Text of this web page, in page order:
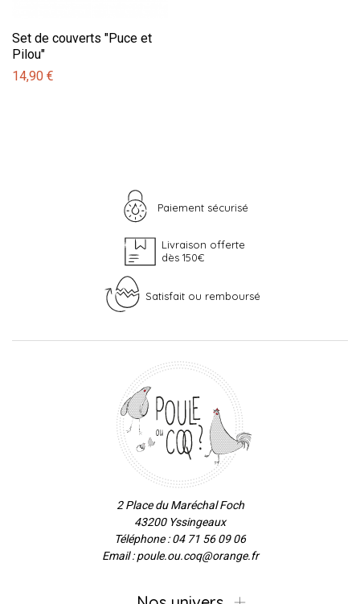
Set de couverts "Puce et
Pilou"
14,90 €
Paiement sécurisé
Livraison offerte
dès 150€
Satisfait ou remboursé
2 Place du Maréchal Foch
43200 Yssingeaux
Téléphone : 04 71 56 09 06
Email : poule.ou.coq@orange.fr